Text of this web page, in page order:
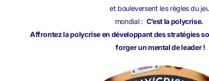
et bouleversent les règles du
mondial : C’est la polycrise.
Affrontez la polycrise en développant des stratégies
forger un mental de leader !